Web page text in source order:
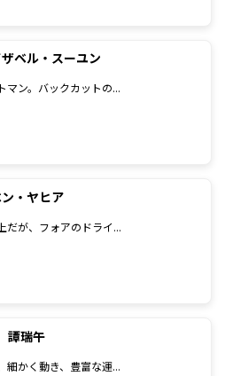
ベル・スーユン
マン。バックカットの...
・ヤヒア
だが、フォアのドライ...
譚瑞午
細かく動き、豊富な運...